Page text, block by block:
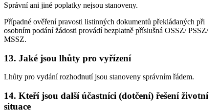
Správní ani jiné poplatky nejsou stanoveny.
Případné ověření pravosti listinných dokumentů překládaných při
osobním podání žádosti provádí bezplatně příslušná OSSZ/ PSSZ/
MSSZ.
13. Jaké jsou lhůty pro vyřízení
Lhůty pro vydání rozhodnutí jsou stanoveny správním řádem.
14. Kteří jsou další účastníci (dotčení) řešení životní
situace